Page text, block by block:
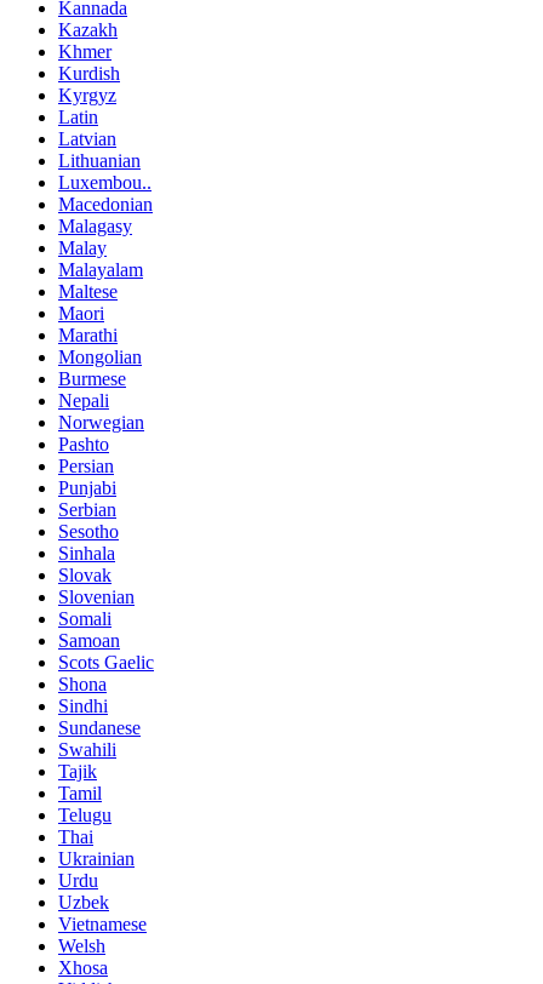
Kannada
Kazakh
Khmer
Kurdish
Kyrgyz
Latin
Latvian
Lithuanian
Luxembou..
Macedonian
Malagasy
Malay
Malayalam
Maltese
Maori
Marathi
Mongolian
Burmese
Nepali
Norwegian
Pashto
Persian
Punjabi
Serbian
Sesotho
Sinhala
Slovak
Slovenian
Somali
Samoan
Scots Gaelic
Shona
Sindhi
Sundanese
Swahili
Tajik
Tamil
Telugu
Thai
Ukrainian
Urdu
Uzbek
Vietnamese
Welsh
Xhosa